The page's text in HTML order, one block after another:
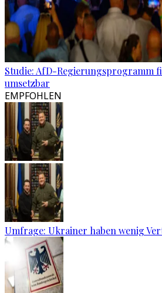
Studie: AfD-Regierungsprogramm
umsetzbar
EMPFOHLEN
Umfrage: Ukrainer haben wenig